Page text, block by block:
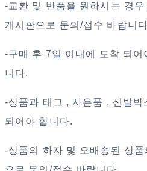
-교환 및 반품을 원하시는 경
게시판으로 문의/접수 바랍니
-구매 후 7일 이내에 도착 되
니다.
-상품과 태그 , 사은품 , 신발박
되어야 합니다.
-상품의 하자 및 오배송된 상